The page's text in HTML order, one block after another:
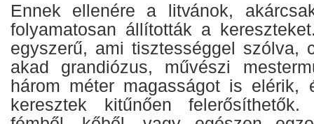
Ennek ellenére a litvánok,
folyamatosan állították a
egyszerű, ami tisztességgel szólva,
akad grandiózus, művészi
három méter magasságot is elérik,
keresztek kitűnően